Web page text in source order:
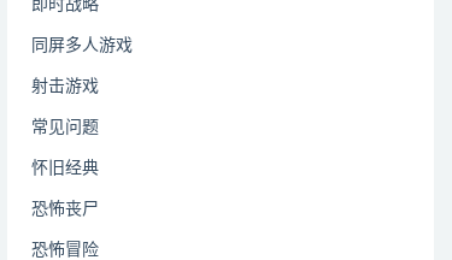
即时战略
同屏多人游戏
射击游戏
常见问题
怀旧经典
恐怖丧尸
恐怖冒险